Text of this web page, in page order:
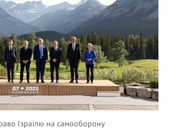
Ізраїлю на самооборону